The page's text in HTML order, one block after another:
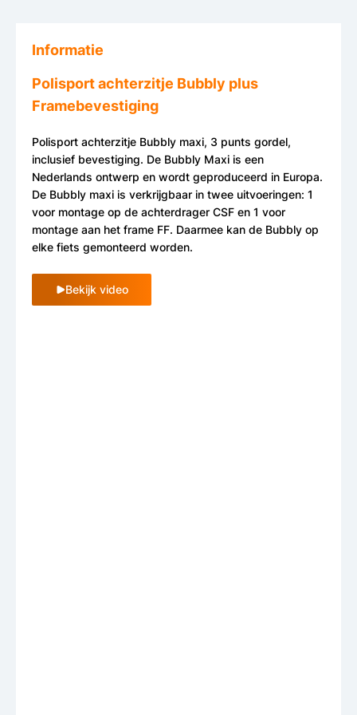
Informatie
Polisport achterzitje Bubbly plus
Framebevestiging
Polisport achterzitje Bubbly maxi, 3 punts gordel,
inclusief bevestiging. De Bubbly Maxi is een
Nederlands ontwerp en wordt geproduceerd in Europa.
De Bubbly maxi is verkrijgbaar in twee uitvoeringen: 1
voor montage op de achterdrager CSF en 1 voor
montage aan het frame FF. Daarmee kan de Bubbly op
elke fiets gemonteerd worden.
Bekijk video